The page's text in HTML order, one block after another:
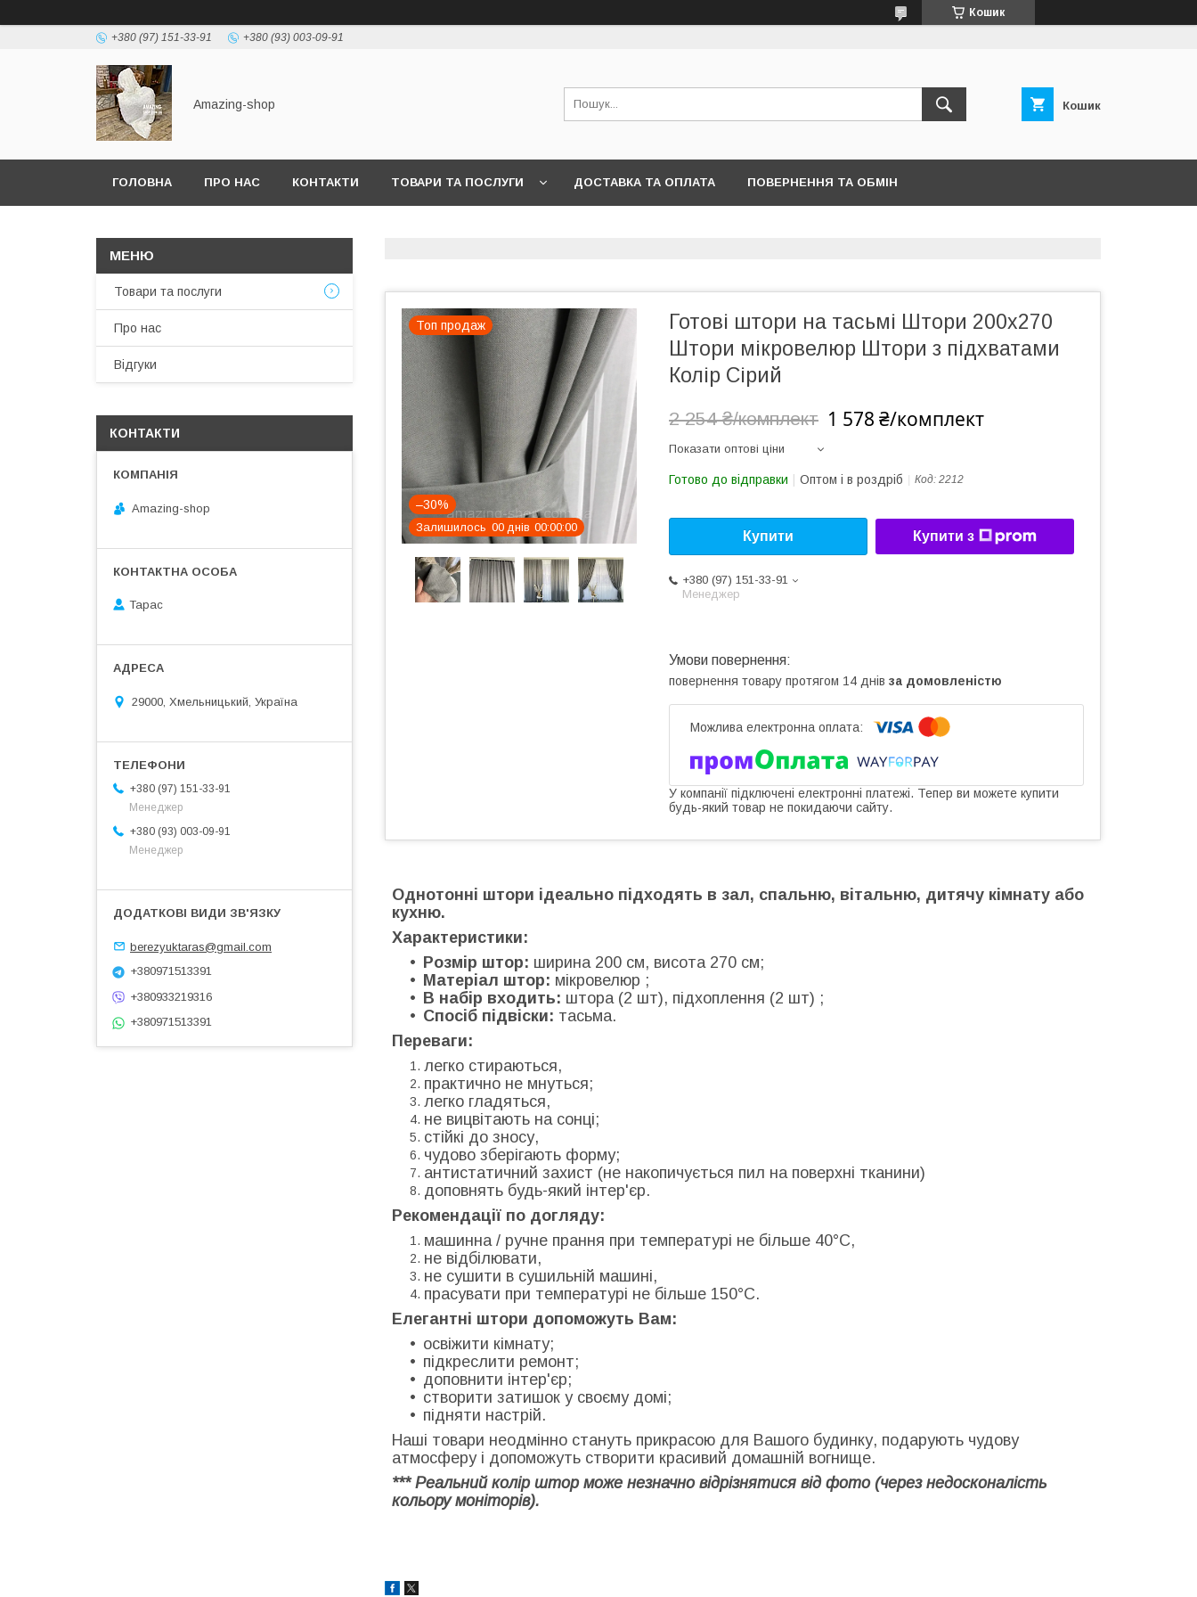
Кошик
+380 (97) 151-33-91 +380 (93) 003-09-91
Amazing-shop Кошик
ГОЛОВНА ПРО НАС КОНТАКТИ ТОВАРИ ТА ПОСЛУГИ ДОСТАВКА ТА ОПЛАТА ПОВЕРНЕННЯ ТА ОБМІН
Топ продаж
–30%
Залишилось 00 днів 00 00 00
Готові штори на тасьмі Штори 200х270
Штори мікровелюр Штори з підхватами
Колір Сірий
2 254 ₴/комплект 1 578 ₴/комплект
Показати оптові ціни
Готово до відправки Оптом і в роздріб Код: 2212
Купити Купити з
+380 (97) 151-33-91
Менеджер
повернення товару протягом 14 днів за домовленістю
У компанії підключені електронні платежі. Тепер ви можете купити
будь-який товар не покидаючи сайту.
Однотонні штори ідеально підходять в зал, спальню, вітальню, дитячу кімнату або
кухню.
Характеристики:
Розмір штор: ширина 200 см, висота 270 см;
Матеріал штор: мікровелюр ;
В набір входить: штора (2 шт), підхоплення (2 шт) ;
Спосіб підвіски: тасьма.
Переваги:
легко стираються,
практично не мнуться;
легко гладяться,
не вицвітають на сонці;
стійкі до зносу,
чудово зберігають форму;
антистатичний захист (не накопичується пил на поверхні тканини)
доповнять будь-який інтер'єр.
Рекомендації по догляду:
машинна / ручне прання при температурі не більше 40°C,
не відбілювати,
не сушити в сушильній машині,
прасувати при температурі не більше 150°C.
Елегантні штори допоможуть Вам:
освіжити кімнату;
підкреслити ремонт;
доповнити інтер'єр;
створити затишок у своєму домі;
підняти настрій.
Наші товари неодмінно стануть прикрасою для Вашого будинку, подарують чудову
атмосферу і допоможуть створити красивий домашній вогнище.
*** Реальний колір штор може незначно відрізнятися від фото (через недосконалість
кольору моніторів).
Товари та послуги
Про нас
Відгуки
КОНТАКТИ
Amazing-shop
Тарас
29000, Хмельницький, Україна
+380 (97) 151-33-91
Менеджер
+380 (93) 003-09-91
Менеджер
berezyuktaras@gmail.com
+380971513391
+380933219316
+380971513391